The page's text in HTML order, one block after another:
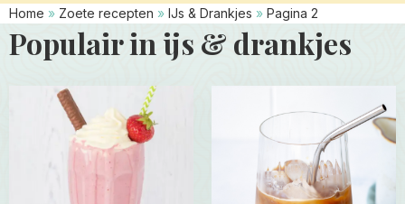
Home » Zoete recepten » IJs & Drankjes » Pagina 2
Populair in ijs & drankjes
maken